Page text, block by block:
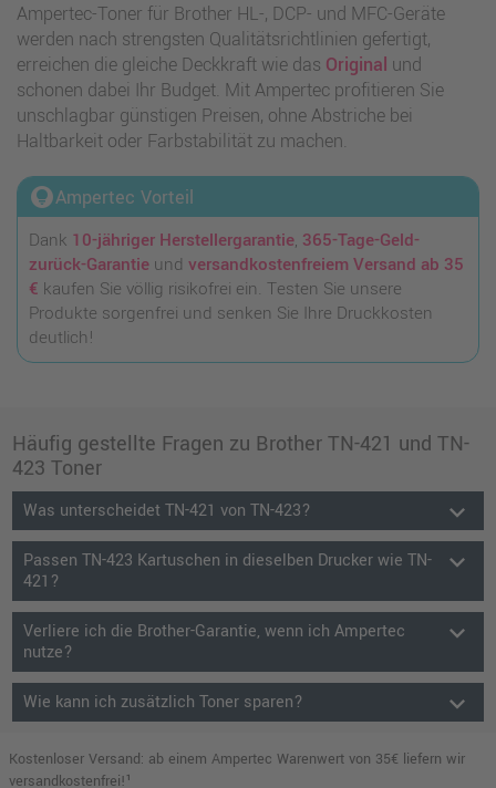
Ampertec-Toner für Brother HL-, DCP- und MFC-Geräte
werden nach strengsten Qualitätsrichtlinien gefertigt,
erreichen die gleiche Deckkraft wie das Original und
schonen dabei Ihr Budget. Mit Ampertec profitieren Sie
unschlagbar günstigen Preisen, ohne Abstriche bei
Haltbarkeit oder Farbstabilität zu machen.
lightbulb_circleAmpertec Vorteil
Dank 10-jähriger Herstellergarantie, 365-Tage-Geld-
zurück-Garantieund versandkostenfreiem Versand ab 35
€ kaufen Sie völlig risikofrei ein. Testen Sie unsere
Produkte sorgenfrei und senken Sie Ihre Druckkosten
deutlich!
Häufig gestellte Fragen zu Brother TN-421 und TN-
423 Toner
Was unterscheidet TN-421 von TN-423? keyboard_arrow_down
Passen TN-423 Kartuschen in dieselben Drucker wie TN-
421?
keyboard_arrow_down
Verliere ich die Brother-Garantie, wenn ich Ampertec
nutze?
keyboard_arrow_down
Wie kann ich zusätzlich Toner sparen? keyboard_arrow_down
Kostenloser Versand: ab einem Ampertec Warenwert von 35€ liefern wir
versandkostenfrei!¹